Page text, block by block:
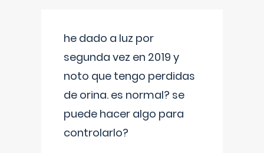
he dado a luz por
segunda vez en 2019 y
noto que tengo perdidas
de orina. es normal? se
puede hacer algo para
controlarlo?